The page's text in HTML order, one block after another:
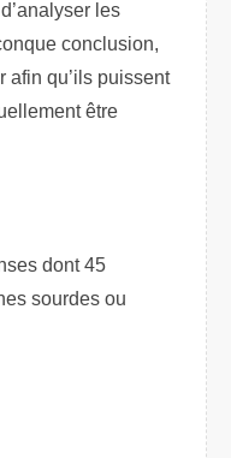
les
conclusion,
afin qu’ils puissent
être
dont 45
sourdes ou